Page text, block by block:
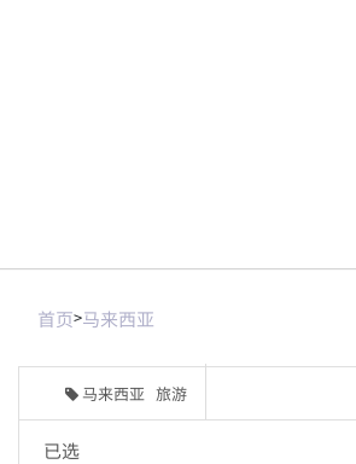
首页>马来西亚
马来西亚 旅游
已选